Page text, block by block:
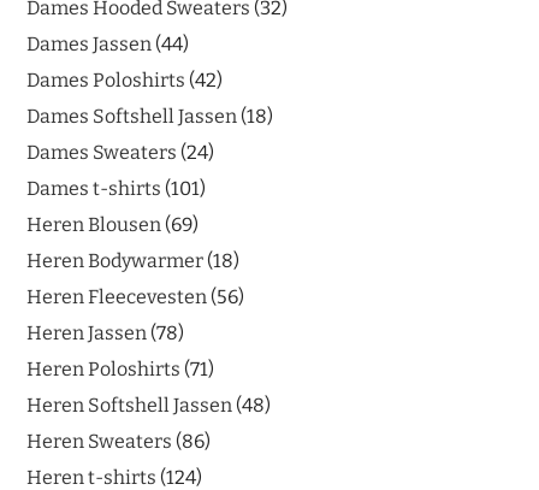
Dames Hooded Sweaters 32
Dames Jassen 44
Dames Poloshirts 42
Dames Softshell Jassen 18
Dames Sweaters 24
Dames t-shirts 101
Heren Blousen 69
Heren Bodywarmer 18
Heren Fleecevesten 56
Heren Jassen 78
Heren Poloshirts 71
Heren Softshell Jassen 48
Heren Sweaters 86
Heren t-shirts 124